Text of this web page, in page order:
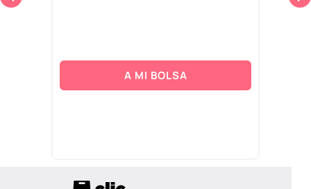
A MI BOLSA